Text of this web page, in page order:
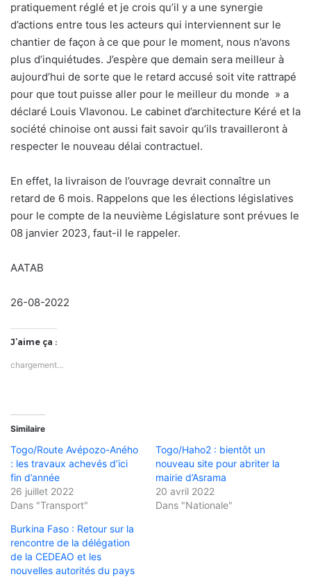
pratiquement réglé et je crois qu’il y a une synergie
d’actions entre tous les acteurs qui interviennent sur le
chantier de façon à ce que pour le moment, nous n’avons
plus d’inquiétudes. J’espère que demain sera meilleur à
aujourd’hui de sorte que le retard accusé soit vite rattrapé
pour que tout puisse aller pour le meilleur du monde » a
déclaré Louis Vlavonou. Le cabinet d’architecture Kéré et la
société chinoise ont aussi fait savoir qu’ils travailleront à
respecter le nouveau délai contractuel.
En effet, la livraison de l’ouvrage devrait connaître un
retard de 6 mois. Rappelons que les élections législatives
pour le compte de la neuvième Législature sont prévues le
08 janvier 2023, faut-il le rappeler.
AATAB
26-08-2022
J’aime ça :
chargement…
Similaire
Togo/Route Avépozo-Aného
: les travaux achevés d’ici
fin d’année
26 juillet 2022
Dans "Transport"
Togo/Haho2 : bientôt un
nouveau site pour abriter la
mairie d’Asrama
20 avril 2022
Dans "Nationale"
Burkina Faso : Retour sur la
rencontre de la délégation
de la CEDEAO et les
nouvelles autorités du pays